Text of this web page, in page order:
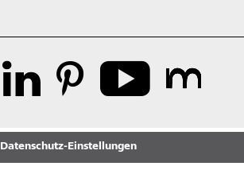
Datenschutz-Einstellungen